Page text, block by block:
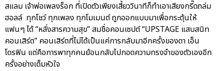
สแลม เจ้าพ่อเพลงร็อก ที่เปิดตัวเพียงเสี้ยววินาทีก็ทำเอาเสียงกรี๊ดถล่ม
ฮอลล์ ทุกโชว์ ทุกเพลง ทุกโมเมนต์ ถูกออกแบบมาเพื่อกระตุ้นให้
แฟนๆ ได้ “หลั่งสารความสุข” สมชื่อคอนเซปต์ “UPSTAGE แสบสนิท
คอนเสิร์ต” คอนเสิร์ตที่ไม่ได้เป็นแค่การกลับมาอีกครั้งของดา เอ็น
โดรฟิน แต่คือการพาทุกคนย้อนกลับไปกอดความทรงจำของตัวเองอีก
ครั้งอย่างเต็มหัวใจ